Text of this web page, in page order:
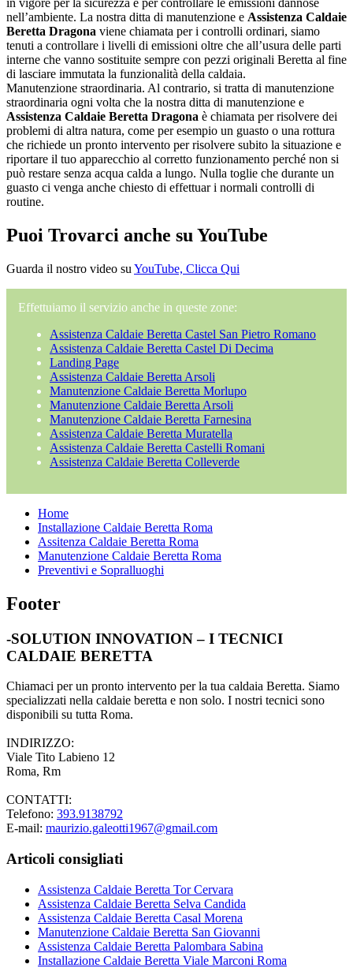
nell’ambiente. La nostra ditta di manutenzione e Assistenza Caldaie
Beretta Dragona viene chiamata per i controlli ordinari, siamo
tenuti a controllare i livelli di emissioni oltre che all’usura delle parti
interne che vanno sostituite sempre con pezzi originali Beretta al fine
di lasciare immutata la funzionalità della caldaia.
Manutenzione straordinaria. Al contrario, si tratta di manutenzione
straordinaria ogni volta che la nostra ditta di manutenzione e
Assistenza Caldaie Beretta Dragona è chiamata per risolvere dei
problemi di altra natura, come per esempio un guasto o una rottura
che richiede un pronto intervento per risolvere subito la situazione e
riportare il tuo apparecchio al corretto funzionamento perché non si
può restare senza acqua calda a lungo. Nulla toglie che durante un
guasto ci venga anche chiesto di effettuar i normali controlli di
routine.
Puoi Trovarci anche su YouTube
Guarda il nostro video su YouTube, Clicca Qui
Effettuiamo il servizio anche in queste zone:
Assistenza Caldaie Beretta Castel San Pietro Romano
Assistenza Caldaie Beretta Castel Di Decima
Landing Page
Assistenza Caldaie Beretta Arsoli
Manutenzione Caldaie Beretta Morlupo
Manutenzione Caldaie Beretta Arsoli
Manutenzione Caldaie Beretta Farnesina
Assistenza Caldaie Beretta Muratella
Assistenza Caldaie Beretta Castelli Romani
Assistenza Caldaie Beretta Colleverde
Home
Installazione Caldaie Beretta Roma
Assitenza Caldaie Beretta Roma
Manutenzione Caldaie Beretta Roma
Preventivi e Sopralluoghi
Footer
-SOLUTION INNOVATION – I TECNICI
CALDAIE BERETTA
Chiamaci per un pronto intervento per la tua caldaia Beretta. Siamo
specializzati nella caldaie beretta e non solo. I nostri tecnici sono
disponibili su tutta Roma.
INDIRIZZO:
Viale Tito Labieno 12
Roma, Rm
CONTATTI:
Telefono: 393.9138792
E-mail: maurizio.galeotti1967@gmail.com
Articoli consigliati
Assistenza Caldaie Beretta Tor Cervara
Assistenza Caldaie Beretta Selva Candida
Assistenza Caldaie Beretta Casal Morena
Manutenzione Caldaie Beretta San Giovanni
Assistenza Caldaie Beretta Palombara Sabina
Installazione Caldaie Beretta Viale Marconi Roma